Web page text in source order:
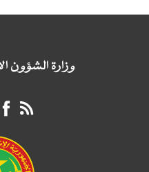
وزارة الشؤون